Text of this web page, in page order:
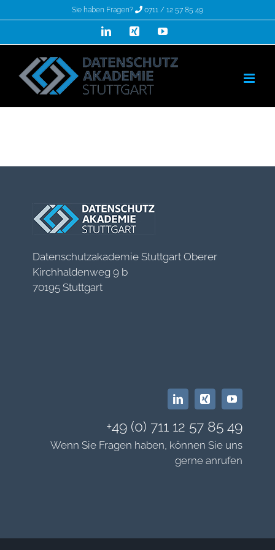
Inhalt
Sie haben Fragen? 0711 / 12 57 85 49
LinkedInXing YouTube
Datenschutzakademie Stuttgart Oberer
Kirchhaldenweg 9 b
70195 Stuttgart
+49 (0) 711 12 57 85 49
Wenn Sie Fragen haben, können Sie uns
gerne anrufen